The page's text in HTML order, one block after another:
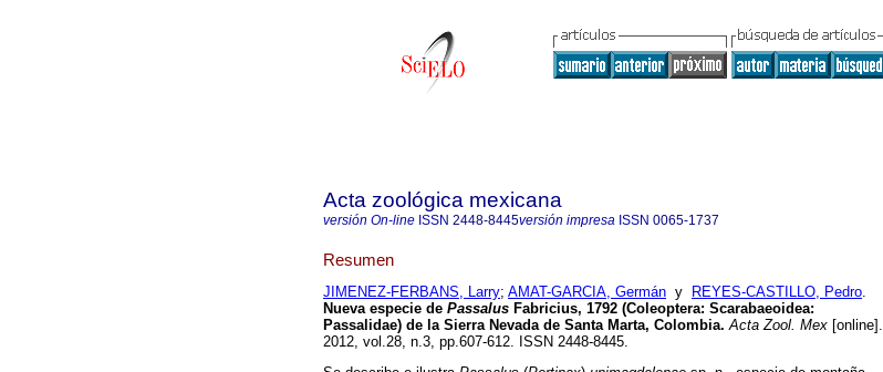
Acta zoológica mexicana
versión On-line ISSN 2448-8445versión impresa ISSN 0065-1737
Resumen
JIMENEZ-FERBANS, Larry; AMAT-GARCIA, Germán y REYES-CASTILLO, Pedro.
Nueva especie de Passalus Fabricius, 1792 (Coleoptera: Scarabaeoidea:
Passalidae) de la Sierra Nevada de Santa Marta, Colombia. Acta Zool. Mex [online].
2012, vol.28, n.3, pp.607-612. ISSN 2448-8445.